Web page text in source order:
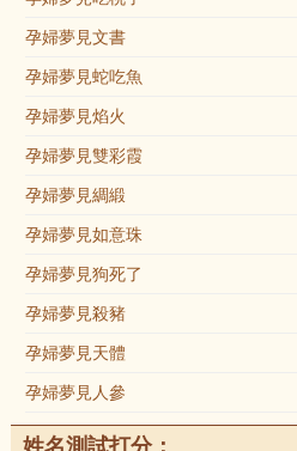
孕婦夢見文書
孕婦夢見蛇吃魚
孕婦夢見焰火
孕婦夢見雙彩霞
孕婦夢見綢緞
孕婦夢見如意珠
孕婦夢見狗死了
孕婦夢見殺豬
孕婦夢見天體
孕婦夢見人參
姓名測試打分：